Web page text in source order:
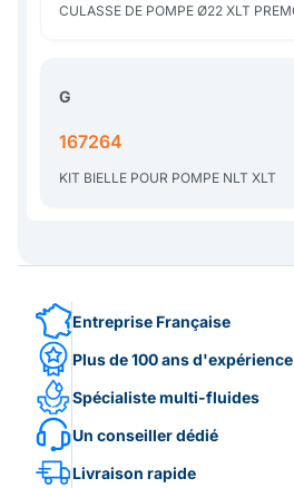
CULASSE DE POMPE Ø22 XLT
G
167264
KIT BIELLE POUR POMPE NLT XLT
Entreprise Française
Plus de 100 ans d'expérience
Spécialiste multi-fluides
Un conseiller dédié
Livraison rapide